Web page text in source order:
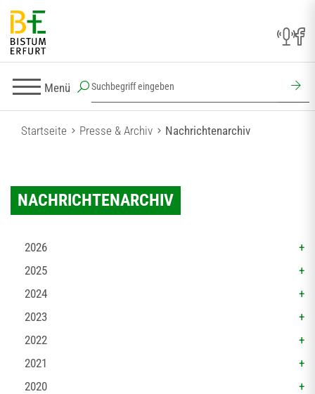
Menü
Startseite Presse & Archiv Nachrichtenarchiv
NACHRICHTENARCHIV
2026
2025
2024
2023
2022
2021
2020